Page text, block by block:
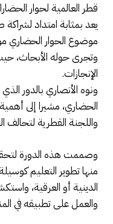
قطر العالمية لحوار
يعد بمثابة امتداد
موضوع الحوار الحضاري
وتجرى حوله الأبحاث،
الإنجازات.
ونوه الأنصاري بالدور
الحضاري، مشيرا إلى
واللجنة القطرية لتحالف
وصممت هذه الدورة
منها تطوير التعليم
الدينية أو العرقية،
والعمل على تطبيقه في